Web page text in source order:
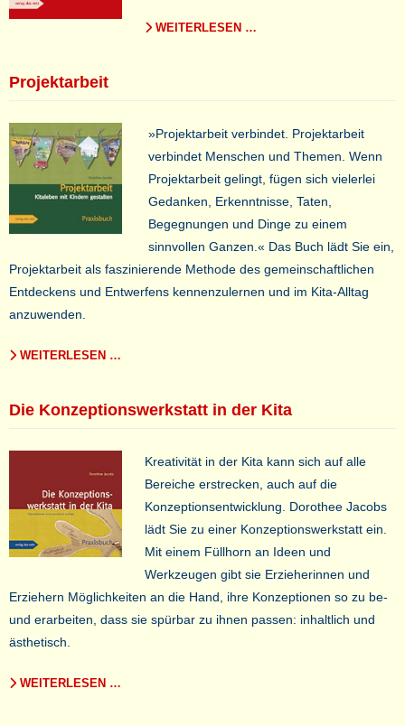
WEITERLESEN …
Projektarbeit
»Projektarbeit verbindet. Projektarbeit
verbindet Menschen und Themen. Wenn
Projektarbeit gelingt, fügen sich vielerlei
Gedanken, Erkenntnisse, Taten,
Begegnungen und Dinge zu einem
sinnvollen Ganzen.« Das Buch lädt Sie ein,
Projektarbeit als faszinierende Methode des gemeinschaftlichen
Entdeckens und Entwerfens kennenzulernen und im Kita-Alltag
anzuwenden.
WEITERLESEN …
Die Konzeptionswerkstatt in der Kita
Kreativität in der Kita kann sich auf alle
Bereiche erstrecken, auch auf die
Konzeptionsentwicklung. Dorothee Jacobs
lädt Sie zu einer Konzeptionswerkstatt ein.
Mit einem Füllhorn an Ideen und
Werkzeugen gibt sie Erzieherinnen und
Erziehern Möglichkeiten an die Hand, ihre Konzeptionen so zu be-
und erarbeiten, dass sie spürbar zu ihnen passen: inhaltlich und
ästhetisch.
WEITERLESEN …